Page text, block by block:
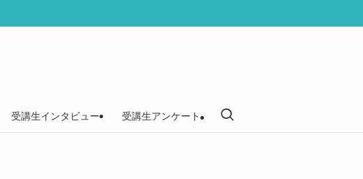
受講生インタビュー 受講生アンケート